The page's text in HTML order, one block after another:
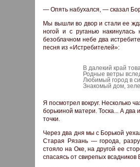
— Опять набухался, — сказал
Мы вышли во двор и стали ее
ногой и с руганью
безоблачном небе два
песня из «Истребителей»:
В далекий край
Родные ветры
Любимый город в
Знакомый дом,
Я посмотрел вокруг. Несколько
борькиной матери. Тоска... А
точки.
Через два дня мы с Борькой
Старая Рязань — города,
стояло на Оке, на другой ее
спасаясь от свирепых всадников